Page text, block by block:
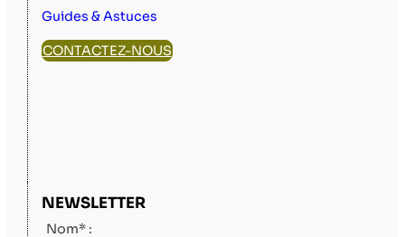
Guides & Astuces
CONTACTEZ-NOUS
NEWSLETTER
Nom* :